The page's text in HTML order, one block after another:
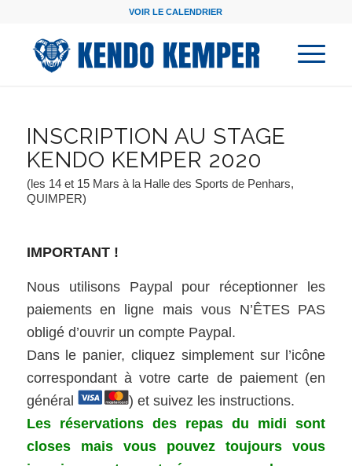
VOIR LE CALENDRIER
INSCRIPTION AU STAGE
KENDO KEMPER 2020
(les 14 et 15 Mars à la Halle des Sports de Penhars,
QUIMPER)
IMPORTANT !
Nous utilisons Paypal pour réceptionner les
paiements en ligne mais vous N’ÊTES PAS
obligé d’ouvrir un compte Paypal.
Dans le panier, cliquez simplement sur l’icône
correspondant à votre carte de paiement (en
général
) et suivez les instructions.
Les réservations des repas du midi sont
closes mais vous pouvez toujours vous